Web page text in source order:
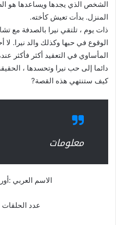
الشخص الذي يجدها ويساعدها هو
المنزل. بدأت تعيش كأخته.
ذات يوم ، تلتقي نيرا بالصدفة مع
الوقوع في حبها وكذلك والد نيرا. لا
المأساوي في التعقيد أكثر فأكثر
دائما إلى حب نيرا وتحسدها ،
كيف ستنتهي هذه القصة?
معلومات
الاسم العربي
عدد الحلقات :21